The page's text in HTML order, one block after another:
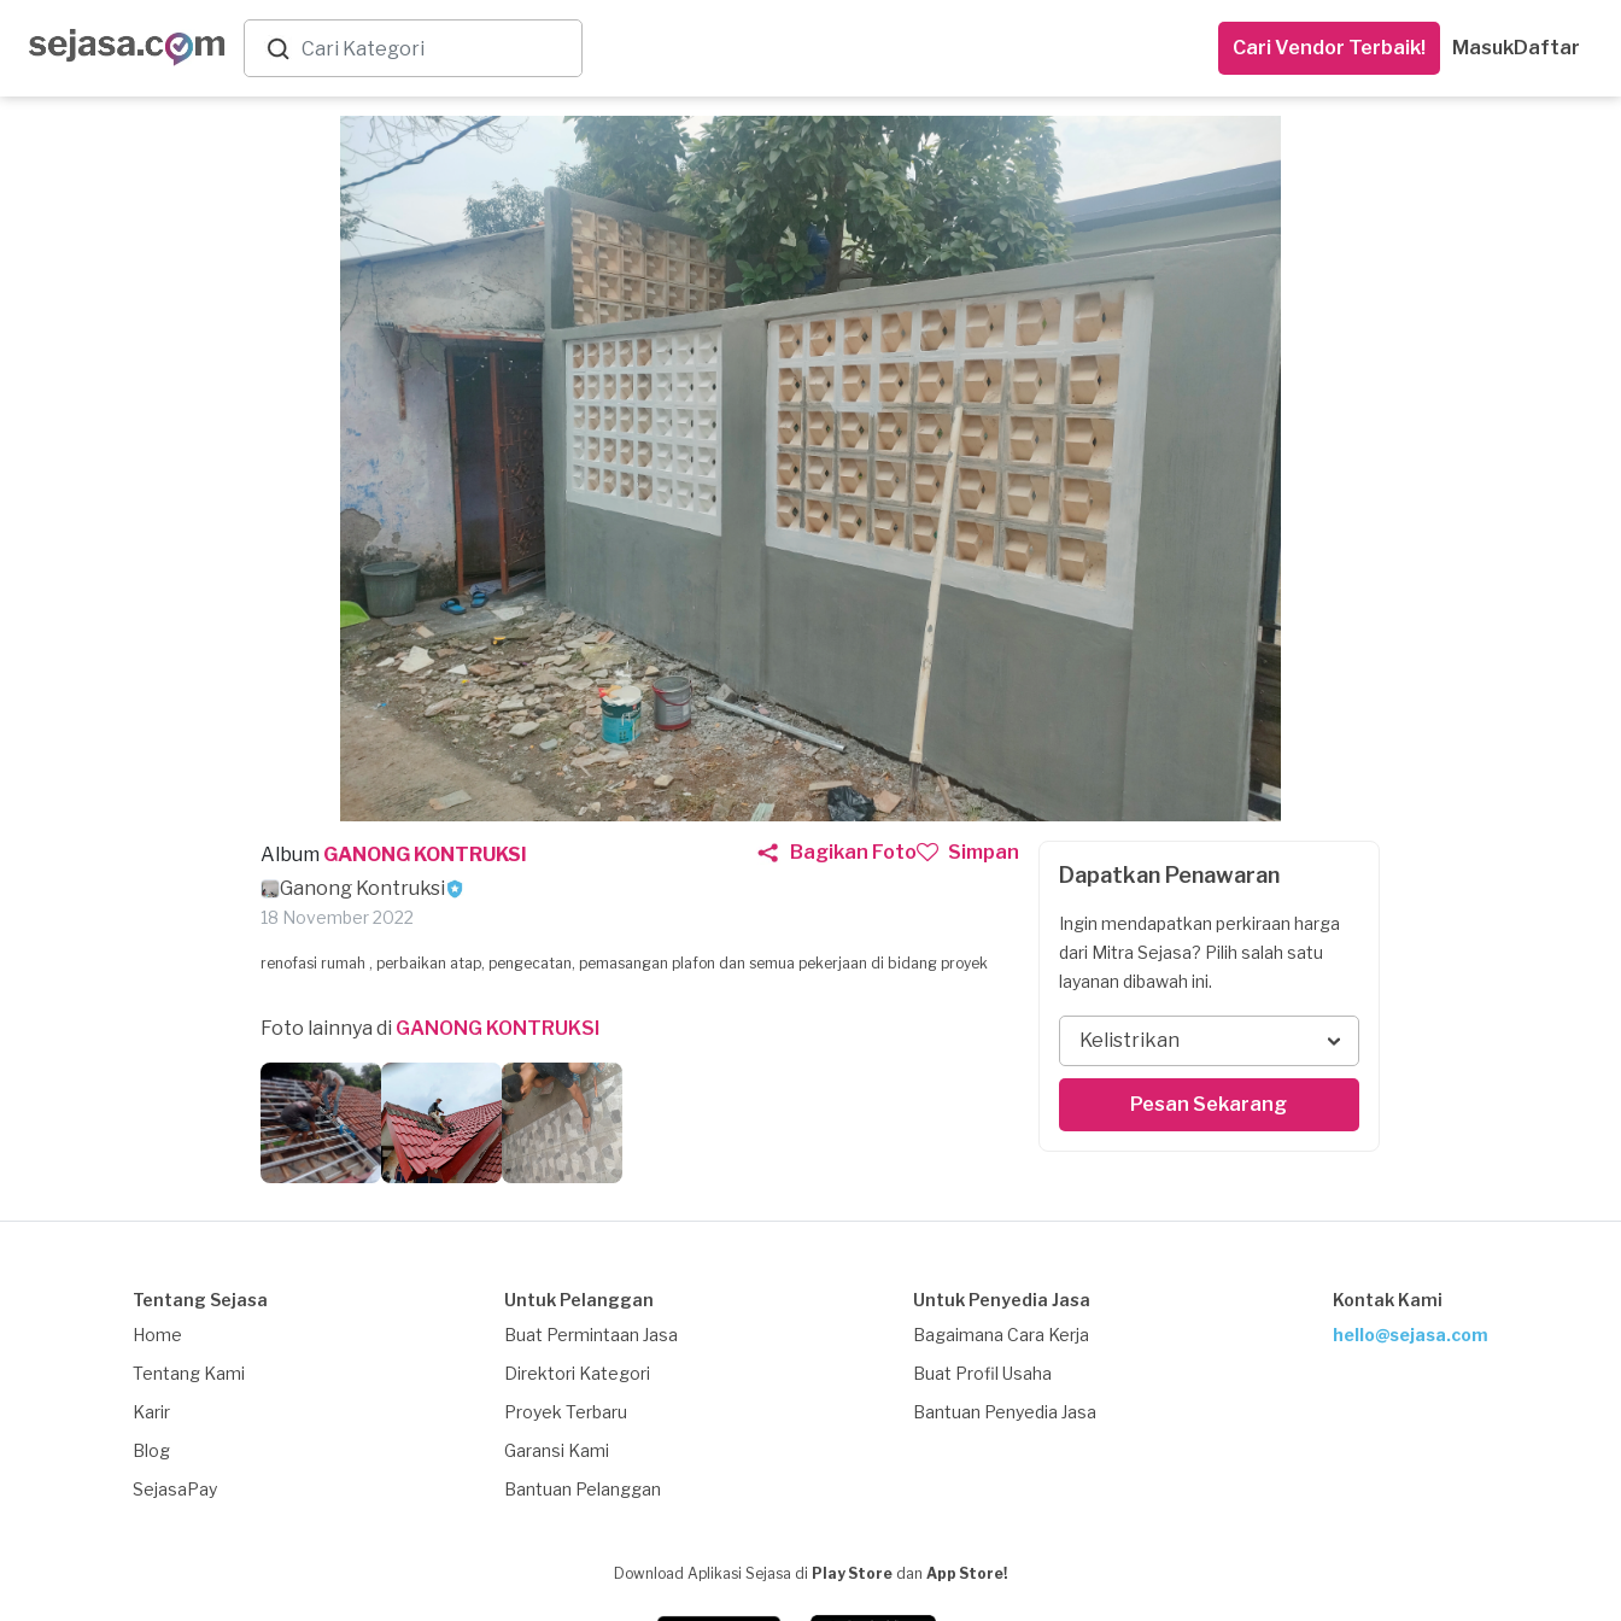
Cari Vendor Terbaik! MasukDaftar
Album GANONG KONTRUKSI
Ganong Kontruksi
18 November 2022
Bagikan Foto Simpan
renofasi rumah , perbaikan atap, pengecatan, pemasangan plafon dan semua pekerjaan di bidang proyek
Foto lainnya di GANONG KONTRUKSI
Dapatkan Penawaran
Ingin mendapatkan perkiraan harga
dari Mitra Sejasa? Pilih salah satu
layanan dibawah ini.
Kelistrikan
Pesan Sekarang
Tentang Sejasa
Home
Tentang Kami
Karir
Blog
SejasaPay
Untuk Pelanggan
Buat Permintaan Jasa
Direktori Kategori
Proyek Terbaru
Garansi Kami
Bantuan Pelanggan
Untuk Penyedia Jasa
Bagaimana Cara Kerja
Buat Profil Usaha
Bantuan Penyedia Jasa
Kontak Kami
hello@sejasa.com
Download Aplikasi Sejasa di Play Store dan App Store!